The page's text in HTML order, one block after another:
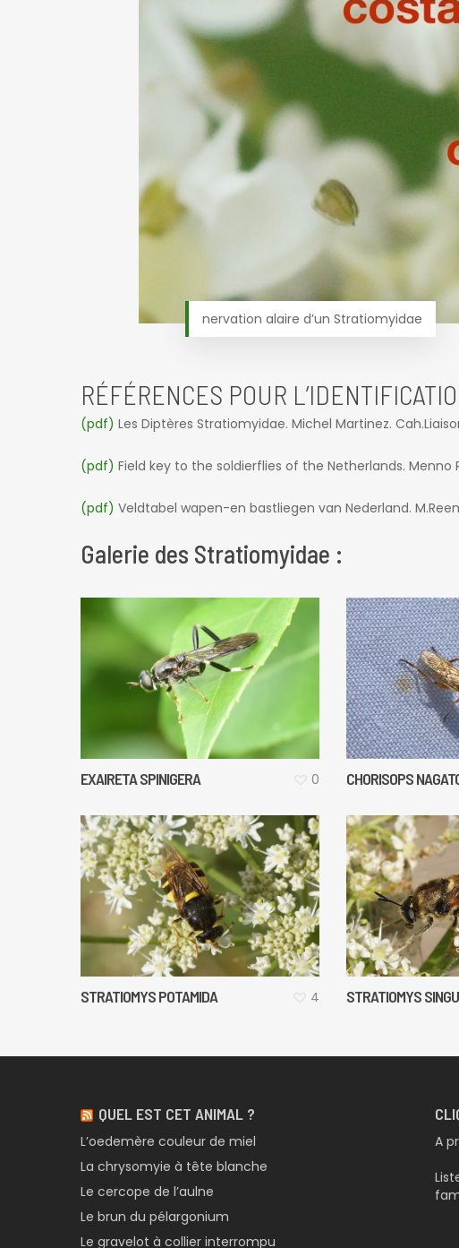
nervation alaire d’un Stratiomyidae
RÉFÉRENCES POUR
(pdf) Les Diptères Stratiomyidae. Michel Martinez. Cah.Liaison
(pdf) Field key to the soldierflies of the Netherlands. Menno
(pdf) Veldtabel wapen-en bastliegen van Nederland.
Galerie des Stratiomyidae :
EXAIRETA SPINIGERA 0 CHORISOPS
STRATIOMYS POTAMIDA 4 STRATIOMYS
QUEL EST CET ANIMAL ?
L’oedemère couleur de miel
La chrysomyie à tête blanche
Le cercope de l’aulne
Le brun du pélargonium
Le gravelot à collier interrompu
A